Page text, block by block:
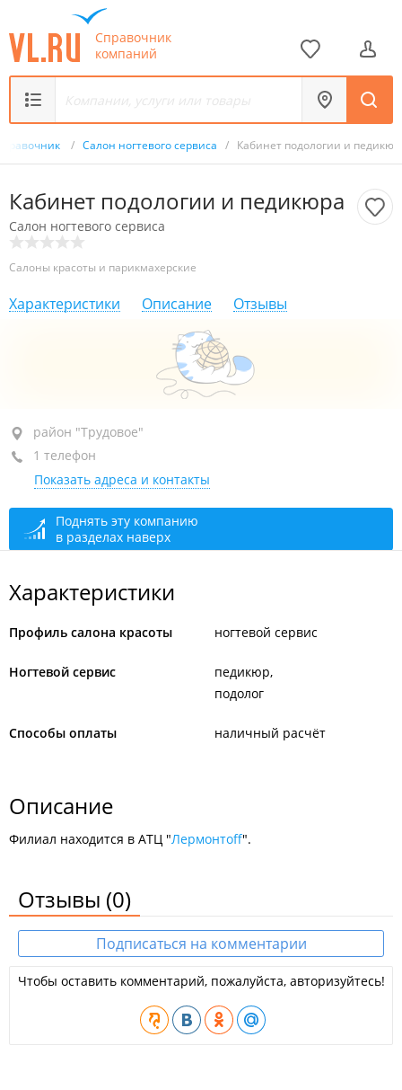
Справочник
компаний
/ Салон ногтевого сервиса / Кабинет подологии и
Кабинет подологии и педикюра
Салон ногтевого сервиса
Салоны красоты и парикмахерские
Характеристики Описание Отзывы
район "Трудовое", ул. Лермонтова, 46
АТЦ "Лермонтоff", 3-й этаж, оф. 10
+7 914 714-59-51
По предварительной записи
район "Трудовое"
1 телефон
Показать адреса и контакты
Поднять эту компанию
в разделах наверх
Характеристики
Профиль салона красоты ногтевой сервис
Ногтевой сервис
педикюр
подолог
Способы оплаты наличный расчёт
Описание
Филиал находится в АТЦ "Лермонтоff".
Отзывы (0)
Подписаться на комментарии
Чтобы оставить комментарий, пожалуйста, авторизуйтесь!